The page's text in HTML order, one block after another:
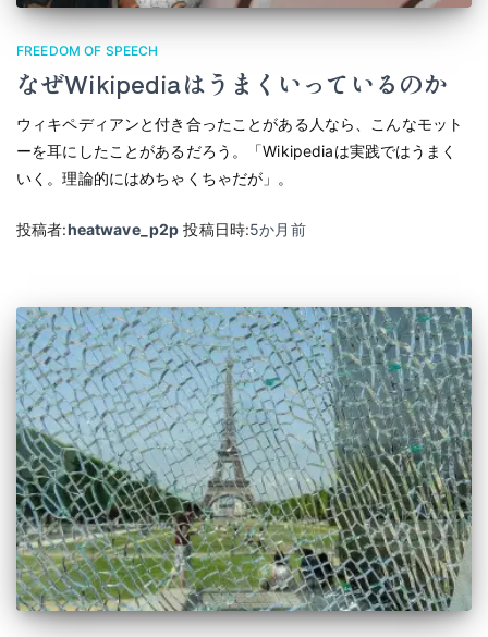
FREEDOM OF SPEECH
なぜWikipediaはうまくいっているのか
ウィキペディアンと付き合ったことがある人なら、こんなモット
ーを耳にしたことがあるだろう。「Wikipediaは実践ではうまく
いく。理論的にはめちゃくちゃだが」。
投稿者:heatwave_p2p 投稿日時:5か月 前